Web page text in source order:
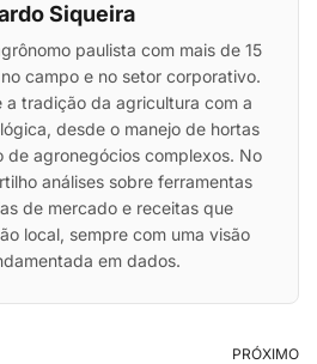
Siqueira
paulista com mais de 15
campo e no setor corporativo.
a tradição da agricultura com a
desde o manejo de hortas
de agronegócios complexos. No
análises sobre ferramentas
de mercado e receitas que
local, sempre com uma visão
em dados.
PRÓXIMO